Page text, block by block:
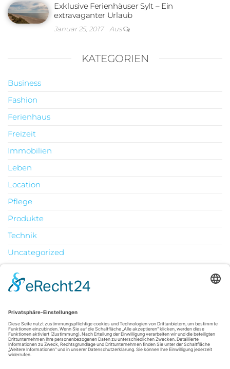
Exklusive Ferienhäuser Sylt – Ein
extravaganter Urlaub
Januar 25, 2017 Aus
KATEGORIEN
Business
Fashion
Ferienhaus
Freizeit
Immobilien
Leben
Location
Pflege
Produkte
Technik
Uncategorized
M
D
1
2
3
4 5 6 7 8
9